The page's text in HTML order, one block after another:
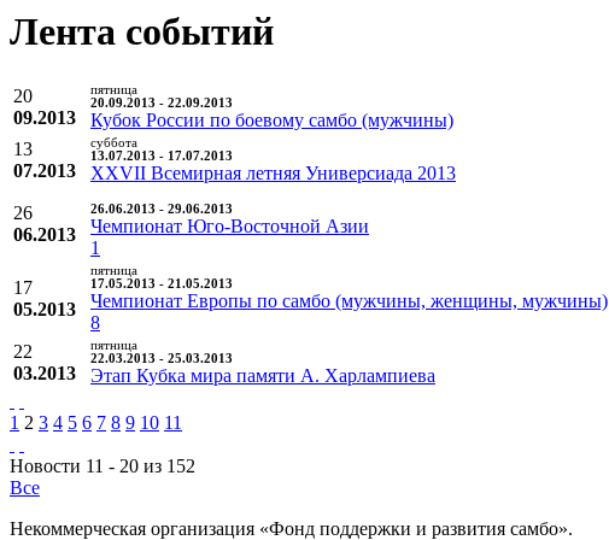
Лента событий
20
09.2013
пятница
20.09.2013 - 22.09.2013
Кубок России по боевому самбо (мужчины)
13
07.2013
суббота
13.07.2013 - 17.07.2013
XXVII Всемирная летняя Универсиада 2013
26
06.2013
26.06.2013 - 29.06.2013
Чемпионат Юго-Восточной Азии
1
17
05.2013
пятница
17.05.2013 - 21.05.2013
Чемпионат Европы по самбо (мужчины, женщины, мужчины)
8
22
03.2013
пятница
22.03.2013 - 25.03.2013
Этап Кубка мира памяти А. Харлампиева
1 2 3 4 5 6 7 8 9 10 11
Новости 11 - 20 из 152
Все
Некоммерческая организация «Фонд поддержки и развития самбо».